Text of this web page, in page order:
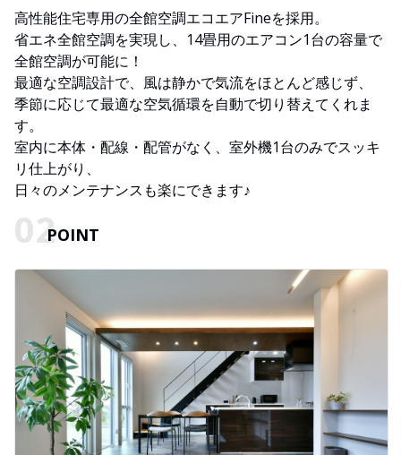
高性能住宅専用の全館空調エコエアFineを採用。
省エネ全館空調を実現し、14畳用のエアコン1台の容量で
全館空調が可能に！
最適な空調設計で、風は静かで気流をほとんど感じず、
季節に応じて最適な空気循環を自動で切り替えてくれま
す。
室内に本体・配線・配管がなく、室外機1台のみでスッキ
リ仕上がり、
日々のメンテナンスも楽にできます♪
POINT